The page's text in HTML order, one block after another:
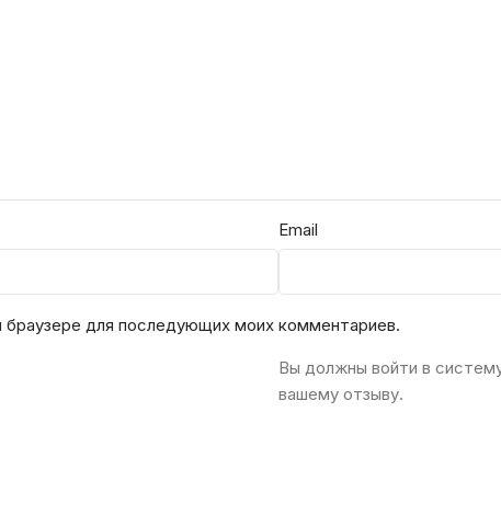
Email
для последующих моих комментариев.
Вы должны войти в
вашему отзыву.